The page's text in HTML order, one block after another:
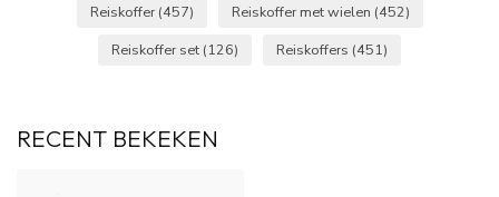
Reiskoffer (457) Reiskoffer met wielen (452)
Reiskoffer set (126) Reiskoffers (451)
RECENT BEKEKEN